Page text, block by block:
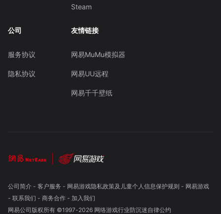
Steam
公司
服务协议
隐私协议
友情链接
网易MuMu模拟器
网易UU远程
网易千千壁纸
公司简介- 客户服务 - 网易游戏隐私政策及儿童个人信息保护规则 - 网易游戏
- 联系我们 - 商务合作- 加入我们
网易公司版权所有 ©1997-2026 网络游戏行业防沉迷自律公约